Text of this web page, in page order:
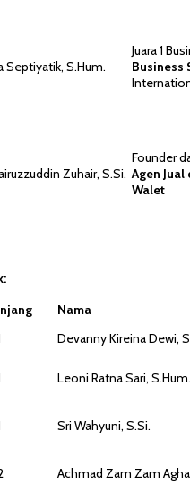
Septiyatik, S.Hum.
Juara 1
Business
Zuhair, S.Si.
Founder
Agen
Walet
Nama
Devanny Kireina Dewi,
Leoni Ratna Sari, S.Hum.
Sri Wahyuni, S.Si.
Achmad Zam Zam